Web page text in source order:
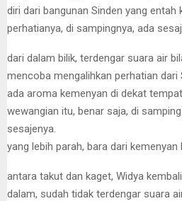
diri dari bangunan Sinden yang entah
perhatianya, di sampingnya, ada
dari dalam bilik, terdengar suara air
mencoba mengalihkan perhatian dari
ada aroma kemenyan di dekat
wewangian itu, benar saja, di
sesajenya.
yang lebih parah, bara dari kemenyan
antara takut dan kaget, Widya
dalam, sudah tidak terdengar suara